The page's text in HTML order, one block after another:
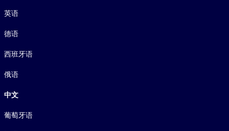
英语
德语
西班牙语
俄语
中文
葡萄牙语